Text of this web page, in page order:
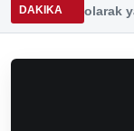
DAKIKA
olarak